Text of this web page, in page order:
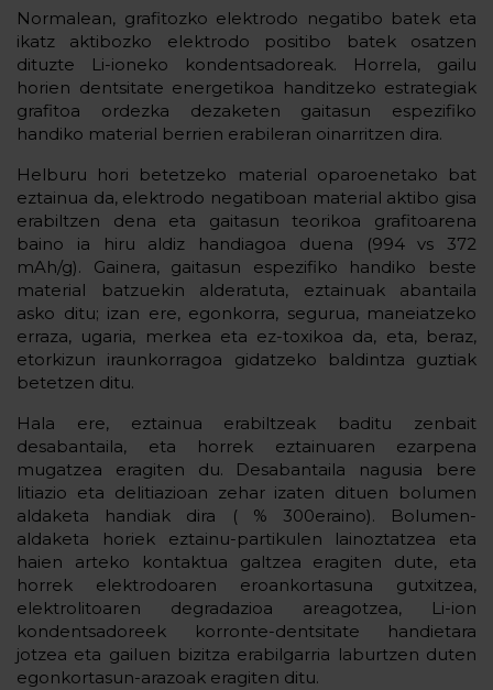
Normalean, grafitozko elektrodo negatibo batek eta
ikatz aktibozko elektrodo positibo batek osatzen
dituzte Li-ioneko kondentsadoreak. Horrela, gailu
horien dentsitate energetikoa handitzeko estrategiak
grafitoa ordezka dezaketen gaitasun espezifiko
handiko material berrien erabileran oinarritzen dira.
Helburu hori betetzeko material oparoenetako bat
eztainua da, elektrodo negatiboan material aktibo gisa
erabiltzen dena eta gaitasun teorikoa grafitoarena
baino ia hiru aldiz handiagoa duena (994 vs 372
mAh/g). Gainera, gaitasun espezifiko handiko beste
material batzuekin alderatuta, eztainuak abantaila
asko ditu; izan ere, egonkorra, segurua, maneiatzeko
erraza, ugaria, merkea eta ez-toxikoa da, eta, beraz,
etorkizun iraunkorragoa gidatzeko baldintza guztiak
betetzen ditu.
Hala ere, eztainua erabiltzeak baditu zenbait
desabantaila, eta horrek eztainuaren ezarpena
mugatzea eragiten du. Desabantaila nagusia bere
litiazio eta delitiazioan zehar izaten dituen bolumen
aldaketa handiak dira ( % 300eraino). Bolumen-
aldaketa horiek eztainu-partikulen lainoztatzea eta
haien arteko kontaktua galtzea eragiten dute, eta
horrek elektrodoaren eroankortasuna gutxitzea,
elektrolitoaren degradazioa areagotzea, Li-ion
kondentsadoreek korronte-dentsitate handietara
jotzea eta gailuen bizitza erabilgarria laburtzen duten
egonkortasun-arazoak eragiten ditu.